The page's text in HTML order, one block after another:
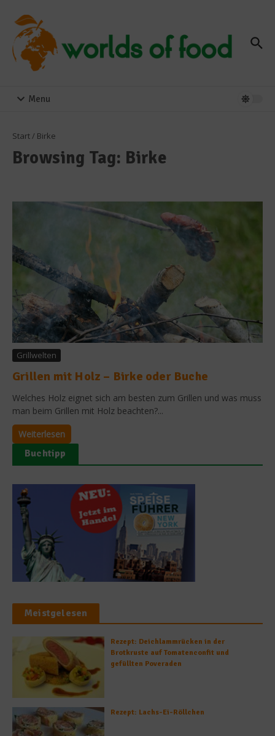
Menu
Start/ Birke
Browsing Tag: Birke
Grillwelten
Grillen mit Holz – Birke oder Buche
Welches Holz eignet sich am besten zum Grillen und was muss
man beim Grillen mit Holz beachten?...
Weiterlesen
Buchtipp
Meistgelesen
Rezept: Deichlammrücken in der
Brotkruste auf Tomatenconfit und
gefüllten Poveraden
Rezept: Lachs-Ei-Röllchen